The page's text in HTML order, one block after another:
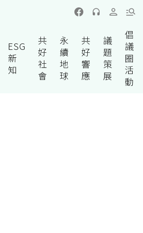
ESG
新
知
共
好
社
會
永
續
地
球
共
好
響
應
議
題
策
展
倡
議
圈
活
動